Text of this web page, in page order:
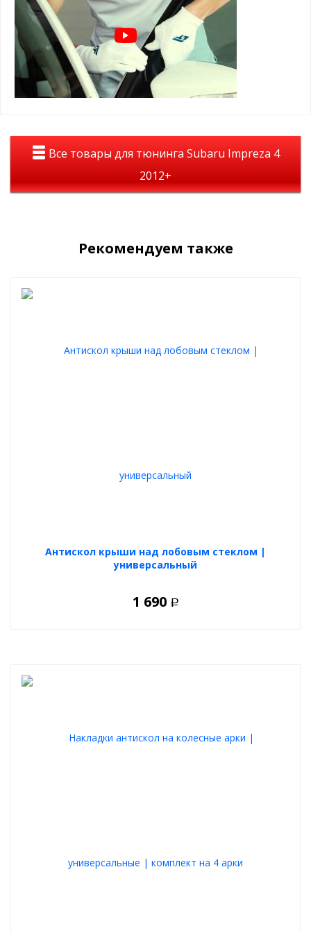
Цвет дефлекторов — темно-дымчатый, тонированный
На авто дефлекторы смотрятся полностью темными, но при
этом из салона автомобиля все отлично просматривается.
Материал: лёгкое и высококачественное оргстекло
Все товары для тюнинга Subaru Impreza 4
2012+
Рекомендуем также
Антискол крыши над лобовым стеклом |
универсальный
1 690 Р